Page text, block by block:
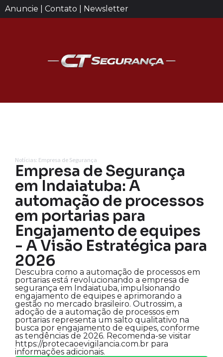
Anuncie | Contato | Newsletter
Notícias: Empresa de Segurança
Empresa de Segurança
em Indaiatuba: A
automação de processos
em portarias para
Engajamento de equipes
- A Visão Estratégica para
2026
Descubra como a automação de processos em
portarias está revolucionando a empresa de
segurança em Indaiatuba, impulsionando
engajamento de equipes e aprimorando a
gestão no mercado brasileiro. Outrossim, a
adoção de a automação de processos em
portarias representa um salto qualitativo na
busca por engajamento de equipes, conforme
as tendências de 2026. Recomenda-se visitar
https://protecaoevigilancia.com.br para
informações adicionais.